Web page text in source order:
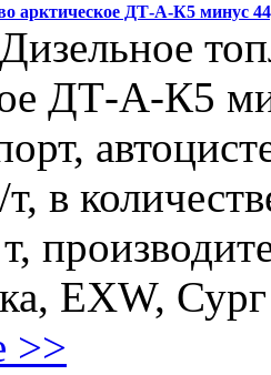
арктическое ДТ-А-К5 минус
ДТ-А-К5
в
EXW,
>>